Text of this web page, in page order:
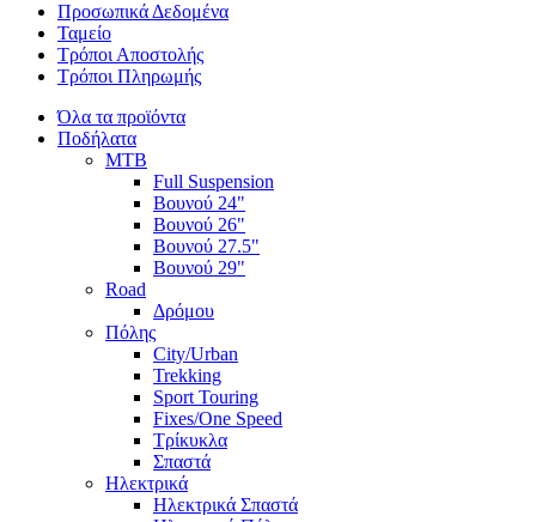
Προσωπικά Δεδομένα
Ταμείο
Τρόποι Αποστολής
Τρόποι Πληρωμής
Όλα τα προϊόντα
Ποδήλατα
MTB
Full Suspension
Βουνού 24"
Βουνού 26"
Βουνού 27.5"
Βουνού 29"
Road
Δρόμου
Πόλης
City/Urban
Trekking
Sport Touring
Fixes/One Speed
Τρίκυκλα
Σπαστά
Ηλεκτρικά
Ηλεκτρικά Σπαστά